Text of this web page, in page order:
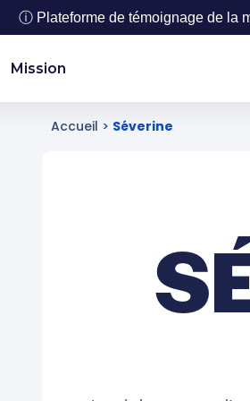
ⓘ Plateforme de témoignage de la
Mission
Accueil > Séverine